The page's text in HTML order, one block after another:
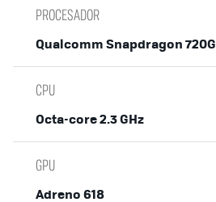
PROCESADOR
Qualcomm Snapdragon 720G
CPU
Octa-core 2.3 GHz
GPU
Adreno 618